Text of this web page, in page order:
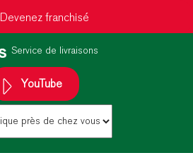
Devenez franchisé
Service de livraisons
YouTube